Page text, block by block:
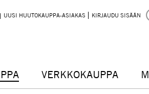
UUSI HUUTOKAUPPA-ASIAKAS KIRJAUDU SISÄÄN
VERKKOKAUPPA